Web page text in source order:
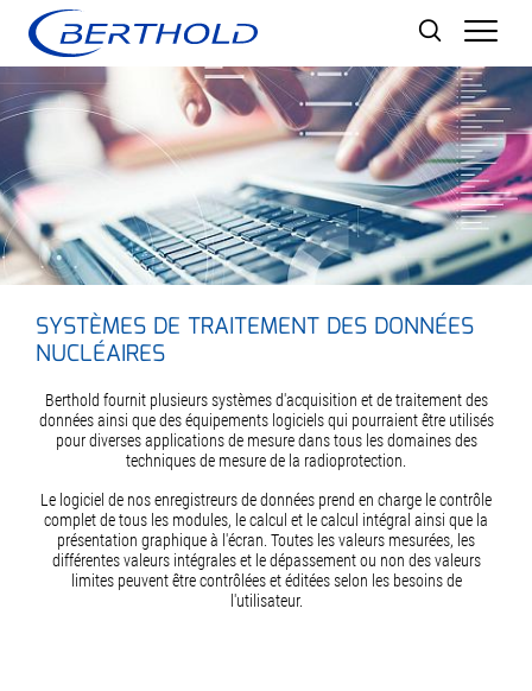
SYSTÈMES DE TRAITEMENT DES DONNÉES
NUCLÉAIRES
Berthold fournit plusieurs systèmes d'acquisition et de traitement des
données ainsi que des équipements logiciels qui pourraient être utilisés
pour diverses applications de mesure dans tous les domaines des
techniques de mesure de la radioprotection.
Le logiciel de nos enregistreurs de données prend en charge le contrôle
complet de tous les modules, le calcul et le calcul intégral ainsi que la
présentation graphique à l'écran. Toutes les valeurs mesurées, les
différentes valeurs intégrales et le dépassement ou non des valeurs
limites peuvent être contrôlées et éditées selon les besoins de
l'utilisateur.